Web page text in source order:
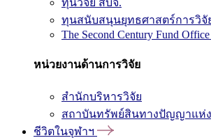
ทุนสนับสนุนยุทธศาสตร์การวิจั
The Second Century Fund
หน่วยงานด้านการวิจัย
สำนักบริหารวิจัย
สถาบันทรัพย์สินทางปัญญาแห่
ชีวิตในจุฬาฯ